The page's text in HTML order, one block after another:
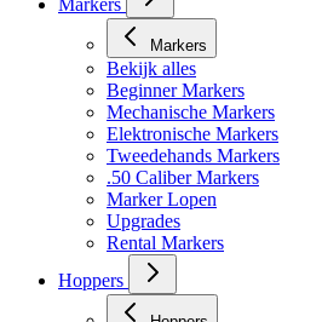
Markers
Markers
Bekijk alles
Beginner Markers
Mechanische Markers
Elektronische Markers
Tweedehands Markers
.50 Caliber Markers
Marker Lopen
Upgrades
Rental Markers
Hoppers